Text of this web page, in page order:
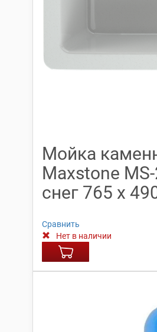
Мойка
Maxstone
снег 765 х
Сравнить
Нет в наличии